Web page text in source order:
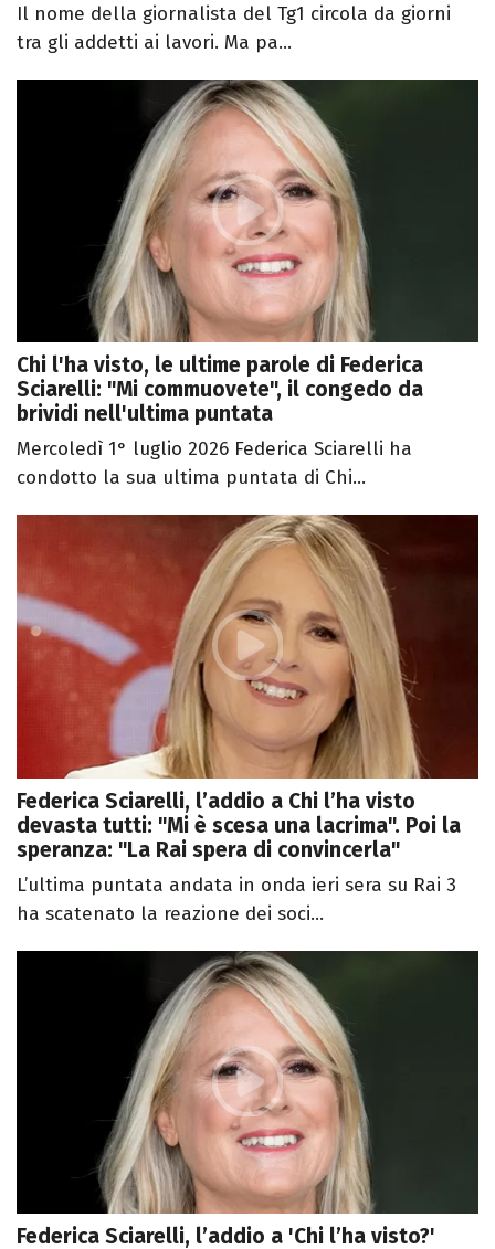
Il nome della giornalista del Tg1 circola da giorni
tra gli addetti ai lavori. Ma pa...
Chi l'ha visto, le ultime parole di Federica
Sciarelli: "Mi commuovete", il congedo da
brividi nell'ultima puntata
Mercoledì 1° luglio 2026 Federica Sciarelli ha
condotto la sua ultima puntata di Chi...
Federica Sciarelli, l’addio a Chi l’ha visto
devasta tutti: "Mi è scesa una lacrima". Poi la
speranza: "La Rai spera di convincerla"
L’ultima puntata andata in onda ieri sera su Rai 3
ha scatenato la reazione dei soci...
Federica Sciarelli, l’addio a 'Chi l’ha visto?'